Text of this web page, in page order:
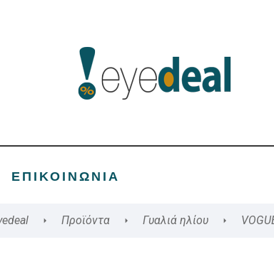
ΕΠΙΚΟΙΝΩΝΊΑ
Προϊόντα Γυαλιά ηλίου